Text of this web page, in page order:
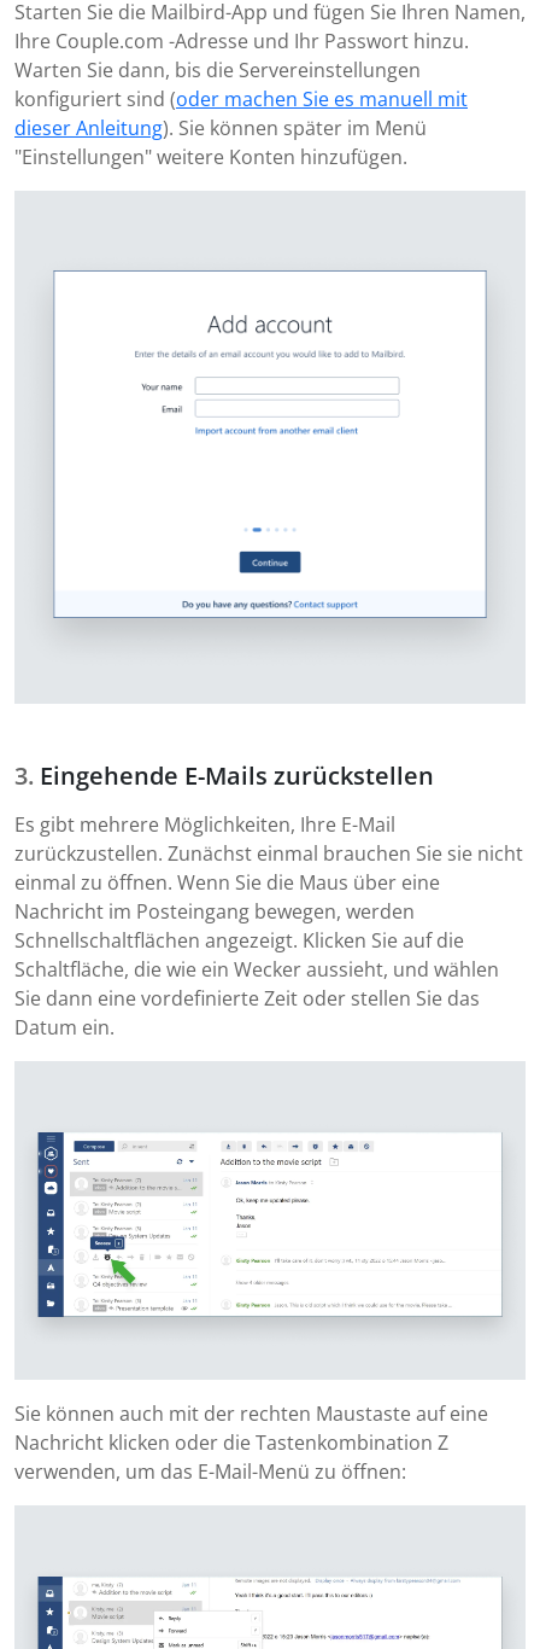
Starten Sie die Mailbird-App und fügen Sie Ihren Namen,
Ihre Couple.com -Adresse und Ihr Passwort hinzu.
Warten Sie dann, bis die Servereinstellungen
konfiguriert sind (oder machen Sie es manuell mit
dieser Anleitung). Sie können später im Menü
"Einstellungen" weitere Konten hinzufügen.
Eingehende E-Mails zurückstellen
Es gibt mehrere Möglichkeiten, Ihre E-Mail
zurückzustellen. Zunächst einmal brauchen Sie sie nicht
einmal zu öffnen. Wenn Sie die Maus über eine
Nachricht im Posteingang bewegen, werden
Schnellschaltflächen angezeigt. Klicken Sie auf die
Schaltfläche, die wie ein Wecker aussieht, und wählen
Sie dann eine vordefinierte Zeit oder stellen Sie das
Datum ein.
Sie können auch mit der rechten Maustaste auf eine
Nachricht klicken oder die Tastenkombination Z
verwenden, um das E-Mail-Menü zu öffnen: